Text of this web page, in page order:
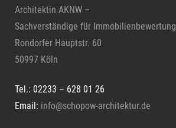
Architektin AKNW –
Sachverständige für Immobilienbewertung
Rondorfer Hauptstr. 60
50997 Köln
Tel.: 02233 – 628 01 26
Email: info@schopow-architektur.de